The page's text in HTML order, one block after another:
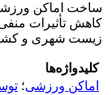
ساخت اماکن
کاهش تأثیرات
‌زیست شهری و
کلیدواژه‌ها
اماکن ورزشی؛